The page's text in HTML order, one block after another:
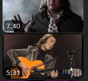
7:40
5:31